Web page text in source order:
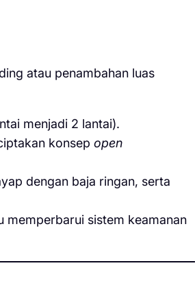
atau penambahan luas
menjadi 2 lantai).
konsep open
dengan baja ringan, serta
memperbarui sistem keamanan